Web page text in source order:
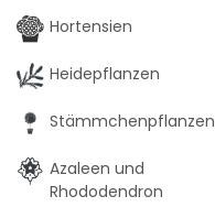
Hortensien
Heidepflanzen
Stämmchenpflanzen
Azaleen und
Rhododendron